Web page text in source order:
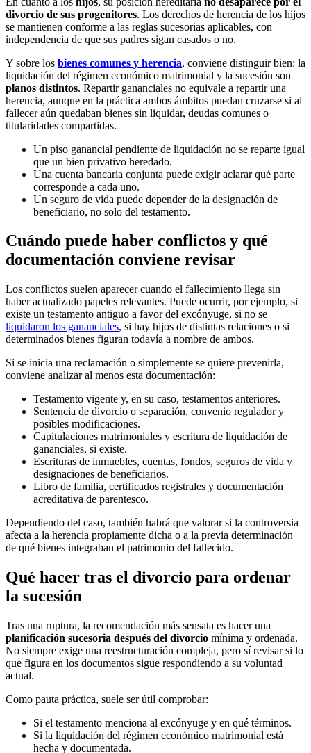
divorcio de sus progenitores. Los derechos de herencia de los hijos
se mantienen conforme a las reglas sucesorias aplicables, con
independencia de que sus padres sigan casados o no.
Y sobre los bienes comunes y herencia, conviene distinguir bien: la
liquidación del régimen económico matrimonial y la sucesión son
planos distintos. Repartir gananciales no equivale a repartir una
herencia, aunque en la práctica ambos ámbitos puedan cruzarse si al
fallecer aún quedaban bienes sin liquidar, deudas comunes o
titularidades compartidas.
Un piso ganancial pendiente de liquidación no se reparte igual
que un bien privativo heredado.
Una cuenta bancaria conjunta puede exigir aclarar qué parte
corresponde a cada uno.
Un seguro de vida puede depender de la designación de
beneficiario, no solo del testamento.
Cuándo puede haber conflictos y qué
documentación conviene revisar
Los conflictos suelen aparecer cuando el fallecimiento llega sin
haber actualizado papeles relevantes. Puede ocurrir, por ejemplo, si
existe un testamento antiguo a favor del excónyuge, si no se
liquidaron los gananciales, si hay hijos de distintas relaciones o si
determinados bienes figuran todavía a nombre de ambos.
Si se inicia una reclamación o simplemente se quiere prevenirla,
conviene analizar al menos esta documentación:
Testamento vigente y, en su caso, testamentos anteriores.
Sentencia de divorcio o separación, convenio regulador y
posibles modificaciones.
Capitulaciones matrimoniales y escritura de liquidación de
gananciales, si existe.
Escrituras de inmuebles, cuentas, fondos, seguros de vida y
designaciones de beneficiarios.
Libro de familia, certificados registrales y documentación
acreditativa de parentesco.
Dependiendo del caso, también habrá que valorar si la controversia
afecta a la herencia propiamente dicha o a la previa determinación
de qué bienes integraban el patrimonio del fallecido.
Qué hacer tras el divorcio para ordenar
la sucesión
Tras una ruptura, la recomendación más sensata es hacer una
planificación sucesoria después del divorcio mínima y ordenada.
No siempre exige una reestructuración compleja, pero sí revisar si lo
que figura en los documentos sigue respondiendo a su voluntad
actual.
Como pauta práctica, suele ser útil comprobar:
Si el testamento menciona al excónyuge y en qué términos.
Si la liquidación del régimen económico matrimonial está
hecha y documentada.